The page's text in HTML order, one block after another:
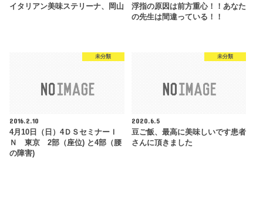
イタリアン美味ステリーナ、岡山
浮指の原因は前方重心！！あなた
の先生は間違っている！！
未分類
2016.2.10
4月10日（日）4ＤＳセミナーＩ
Ｎ 東京 2部（座位) と4部（腰
の障害)
未分類
2020.6.5
豆ご飯、最高に美味しいです患者
さんに頂きました